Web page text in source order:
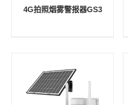
4G拍照烟雾警报器GS3